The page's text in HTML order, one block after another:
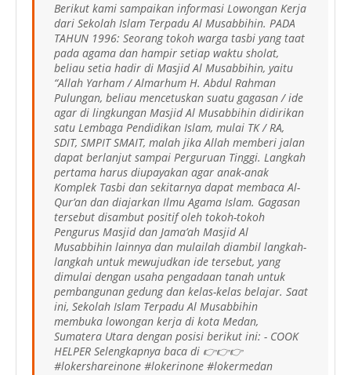
Berikut kami sampaikan informasi Lowongan Kerja
dari Sekolah Islam Terpadu Al Musabbihin. PADA
TAHUN 1996: Seorang tokoh warga tasbi yang taat
pada agama dan hampir setiap waktu sholat,
beliau setia hadir di Masjid Al Musabbihin, yaitu
“Allah Yarham / Almarhum H. Abdul Rahman
Pulungan, beliau mencetuskan suatu gagasan / ide
agar di lingkungan Masjid Al Musabbihin didirikan
satu Lembaga Pendidikan Islam, mulai TK / RA,
SDIT, SMPIT SMAIT, malah jika Allah memberi jalan
dapat berlanjut sampai Perguruan Tinggi. Langkah
pertama harus diupayakan agar anak-anak
Komplek Tasbi dan sekitarnya dapat membaca Al-
Qur’an dan diajarkan Ilmu Agama Islam. Gagasan
tersebut disambut positif oleh tokoh-tokoh
Pengurus Masjid dan Jama’ah Masjid Al
Musabbihin lainnya dan mulailah diambil langkah-
langkah untuk mewujudkan ide tersebut, yang
dimulai dengan usaha pengadaan tanah untuk
pembangunan gedung dan kelas-kelas belajar. Saat
ini, Sekolah Islam Terpadu Al Musabbihin
membuka lowongan kerja di kota Medan,
Sumatera Utara dengan posisi berikut ini: - COOK
HELPER Selengkapnya baca di 👉👉👉
#lokershareinone #lokerinone #lokermedan